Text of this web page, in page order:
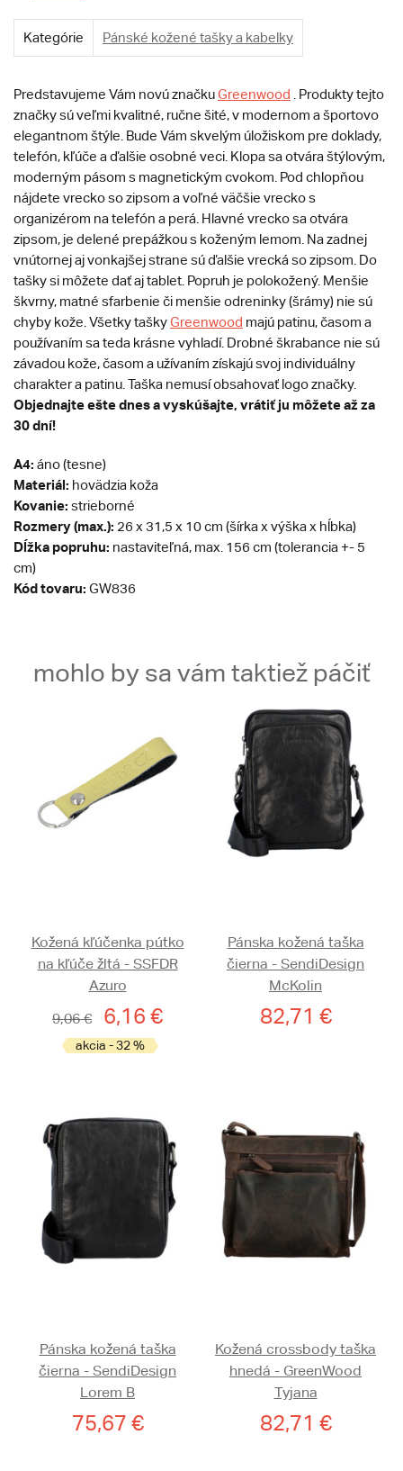
Kategórie Pánské kožené tašky a kabelky
Predstavujeme Vám novú značkuGreenwood . Produkty tejto
značky sú veľmi kvalitné, ručne šité, v modernom a športovo
elegantnom štýle. Bude Vám skvelým úložiskom pre doklady,
telefón, kľúče a ďalšie osobné veci. Klopa sa otvára štýlovým,
moderným pásom s magnetickým cvokom. Pod chlopňou
nájdete vrecko so zipsom a voľné väčšie vrecko s
organizérom na telefón a perá. Hlavné vrecko sa otvára
zipsom, je delené prepážkou s koženým lemom. Na zadnej
vnútornej aj vonkajšej strane sú ďalšie vrecká so zipsom. Do
tašky si môžete dať aj tablet. Popruh je polokožený. Menšie
škvrny, matné sfarbenie či menšie odreninky (šrámy) nie sú
chyby kože. Všetky taškyGreenwood majú patinu, časom a
používaním sa teda krásne vyhladí. Drobné škrabance nie sú
závadou kože, časom a užívaním získajú svoj individuálny
charakter a patinu. Taška nemusí obsahovať logo značky.
Objednajte ešte dnes a vyskúšajte, vrátiť ju môžete až za
30 dní!
A4: áno (tesne)
Materiál: hovädzia koža
Kovanie: strieborné
Rozmery (max.): 26 x 31,5 x 10 cm (šírka x výška x hĺbka)
Dĺžka popruhu: nastaviteľná, max. 156 cm (tolerancia +- 5
cm)
Kód tovaru: GW836
mohlo by sa vám taktiež páčiť
Kožená kľúčenka pútko
na kľúče žltá - SSFDR
Azuro
9,06 €
6,16 €
akcia - 32 %
Pánska kožená taška
čierna - SendiDesign
McKolin
82,71 €
Pánska kožená taška
čierna - SendiDesign
Lorem B
75,67 €
Kožená crossbody taška
hnedá - GreenWood
Tyjana
82,71 €